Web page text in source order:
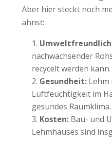
Aber hier steckt noch
ahnst:
nachwachsender
recycelt werden kann.
Gesundheit:Lehm
Luftfeuchtigkeit im
gesundes Raumklima.
Kosten:Bau- und
Lehmhauses sind